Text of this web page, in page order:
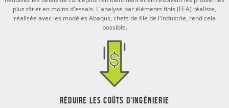
plus tôt et en moins d'essais. L'analyse par éléments finis (FEA) réaliste,
réalisée avec les modèles Abaqus, chefs de file de l'industrie, rend cela
possible.
Réduire les Coûts d'ingénierie